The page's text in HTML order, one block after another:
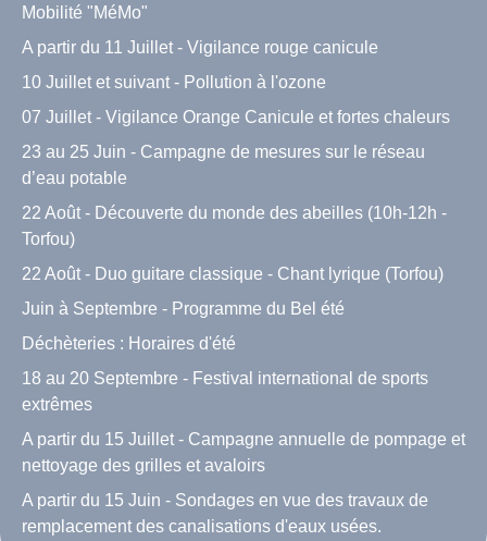
Mobilité "MéMo"
A partir du 11 Juillet - Vigilance rouge canicule
10 Juillet et suivant - Pollution à l'ozone
07 Juillet - Vigilance Orange Canicule et fortes chaleurs
23 au 25 Juin - Campagne de mesures sur le réseau
d’eau potable
22 Août - Découverte du monde des abeilles (10h-12h -
Torfou)
22 Août - Duo guitare classique - Chant lyrique (Torfou)
Juin à Septembre - Programme du Bel été
Déchèteries : Horaires d'été
18 au 20 Septembre - Festival international de sports
extrêmes
A partir du 15 Juillet - Campagne annuelle de pompage et
nettoyage des grilles et avaloirs
A partir du 15 Juin - Sondages en vue des travaux de
remplacement des canalisations d'eaux usées.